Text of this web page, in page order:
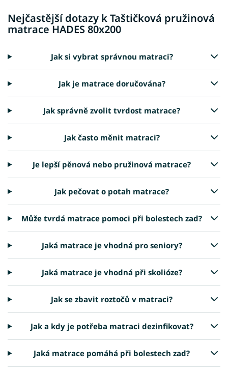
Nejčastější dotazy k Taštičková pružinová
matrace HADES 80x200
Jak si vybrat správnou matraci?
Jak je matrace doručována?
Jak správně zvolit tvrdost matrace?
Jak často měnit matraci?
Je lepší pěnová nebo pružinová matrace?
Jak pečovat o potah matrace?
Může tvrdá matrace pomoci při bolestech zad?
Jaká matrace je vhodná pro seniory?
Jaká matrace je vhodná při skolióze?
Jak se zbavit roztočů v matraci?
Jak a kdy je potřeba matraci dezinfikovat?
Jaká matrace pomáhá při bolestech zad?